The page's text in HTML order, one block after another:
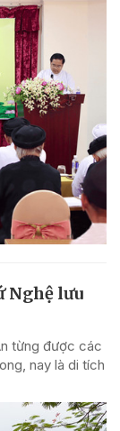
Nghệ lưu
từng được các
nay là di tích